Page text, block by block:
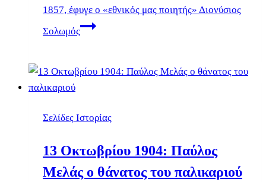
1857, έφυγε ο «εθνικός μας ποιητής» Διονύσιος
Σολωμός
Σελίδες Ιστορίας
13 Οκτωβρίου 1904: Παύλος
Μελάς ο θάνατος του παλικαριού